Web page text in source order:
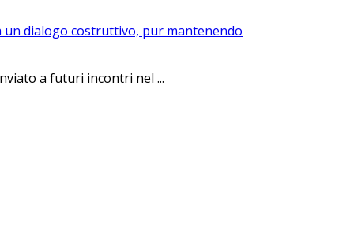
un dialogo costruttivo, pur mantenendo
a futuri incontri nel ...